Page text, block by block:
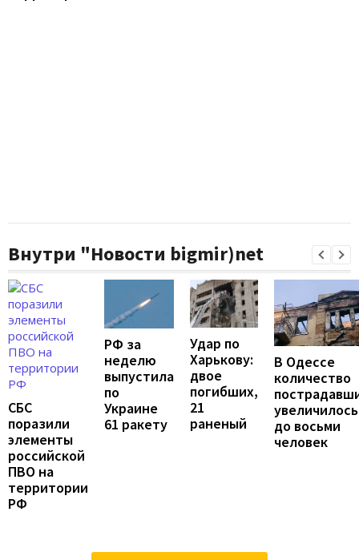
Внутри "Новости bigmir)net
СБС
поразили
элементы
российской
ПВО на
территории
РФ
РФ за
неделю
выпустила
по
Украине
61 ракету
Удар по
Харькову:
двое
погибших,
21
раненый
В Одессе
количество
увеличилось
до восьми
человек